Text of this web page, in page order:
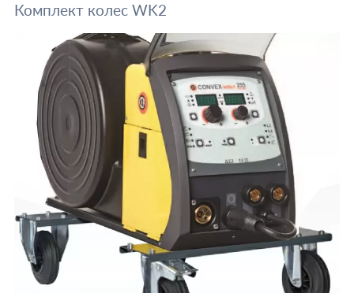
Комплект колес WK2